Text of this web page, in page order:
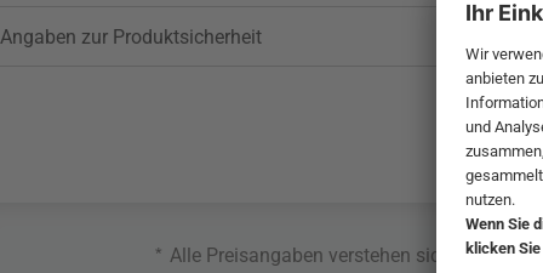
Angaben zur Produktsicherheit
* Alle Preisangaben verstehen sich inklusive